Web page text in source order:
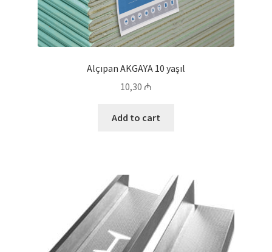
Alçıpan AKGAYA 10 yaşıl
10,30 ₼
Add to cart